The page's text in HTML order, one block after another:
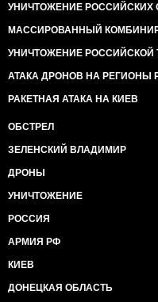
УНИЧТОЖЕНИЕ РОССИЙСКИХ
МАССИРОВАННЫЙ
УНИЧТОЖЕНИЕ РОССИЙСКОЙ
АТАКА ДРОНОВ НА РЕГИОНЫ
РАКЕТНАЯ АТАКА НА КИЕВ
ОБСТРЕЛ
ЗЕЛЕНСКИЙ ВЛАДИМИР
ДРОНЫ
УНИЧТОЖЕНИЕ
РОССИЯ
АРМИЯ РФ
КИЕВ
ДОНЕЦКАЯ ОБЛАСТЬ